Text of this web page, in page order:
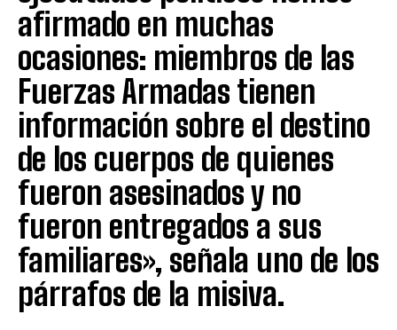
afirmado en muchas
ocasiones: miembros de las
Fuerzas Armadas tienen
información sobre el destino
de los cuerpos de quienes
fueron asesinados y no
fueron entregados a sus
familiares», señala uno de los
párrafos de la misiva.